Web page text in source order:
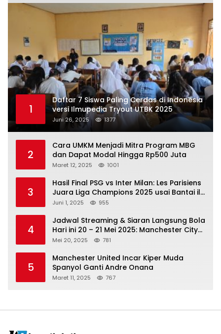
1
Daftar 7 Siswa Paling Cerdas di Indonesia
versi Ilmupedia Tryout UTBK 2025
Juni 26, 2025 1377
2
Cara UMKM Menjadi Mitra Program MBG
dan Dapat Modal Hingga Rp500 Juta
Maret 12, 2025 1001
3
Hasil Final PSG vs Inter Milan: Les Parisiens
Juara Liga Champions 2025 usai Bantai il
Nerazzurri
Juni 1, 2025 955
4
Jadwal Streaming & Siaran Langsung Bola
Hari ini 20 – 21 Mei 2025: Manchester City
vs Bournemouth
Mei 20, 2025 781
5
Manchester United Incar Kiper Muda
Spanyol Ganti Andre Onana
Maret 11, 2025 767